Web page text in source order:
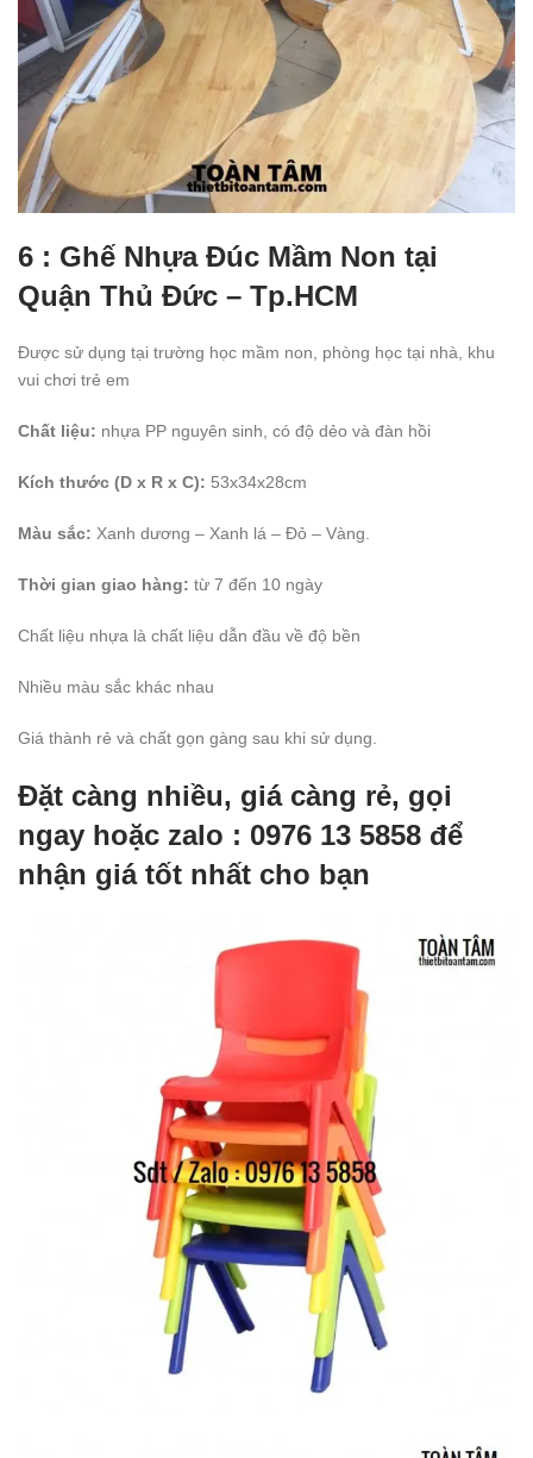
6 : Ghế Nhựa Đúc Mầm Non tại
Quận Thủ Đức – Tp.HCM
Được sử dụng tại trường học mầm non, phòng học tại nhà, khu
vui chơi trẻ em
Chất liệu: nhựa PP nguyên sinh, có độ dẻo và đàn hồi
Kích thước (D x R x C): 53x34x28cm
Màu sắc: Xanh dương – Xanh lá – Đỏ – Vàng.
Thời gian giao hàng: từ 7 đến 10 ngày
Chất liệu nhựa là chất liệu dẫn đầu về độ bền
Nhiều màu sắc khác nhau
Giá thành rẻ và chất gọn gàng sau khi sử dụng.
Đặt càng nhiều, giá càng rẻ, gọi
ngay hoặc zalo : 0976 13 5858 để
nhận giá tốt nhất cho bạn